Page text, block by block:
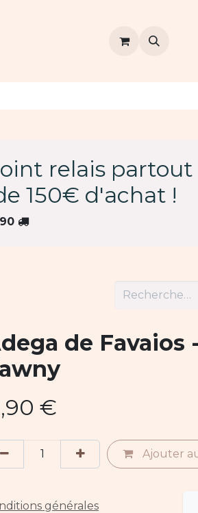
relais partout
150€ d'achat !
de Favaios
€
Ajouter
générales